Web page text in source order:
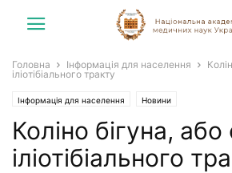
Головна Інформація для населення
іліотібіального тракту
Інформація для населення Новини
Коліно бігуна,
іліотібіального